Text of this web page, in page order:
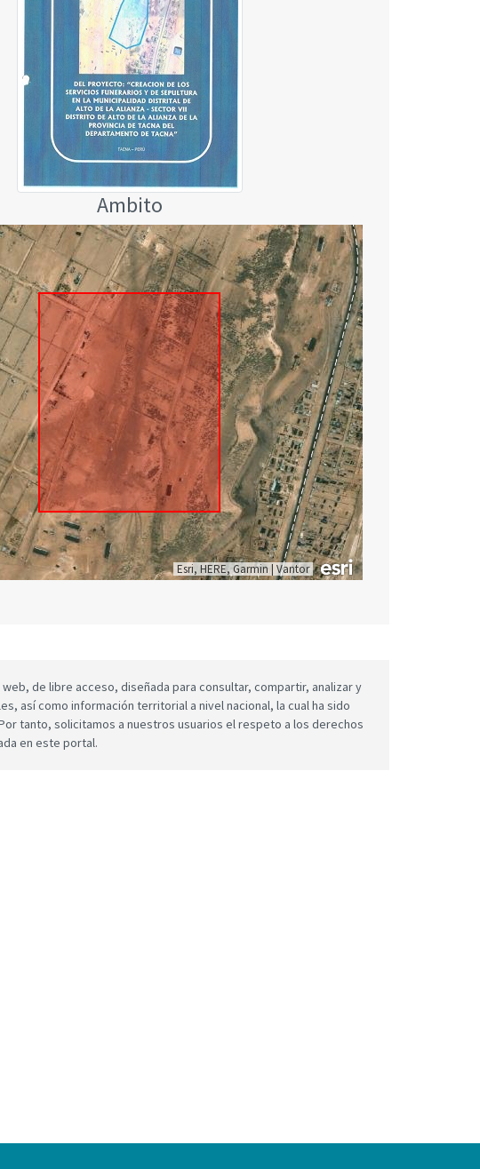
Ambito
Esri, HERE, Garmin | Vantor
de libre acceso, diseñada para consultar, compartir, analizar y
así como información territorial a nivel nacional, la cual ha sido
tanto, solicitamos a nuestros usuarios el respeto a los derechos
en este portal.